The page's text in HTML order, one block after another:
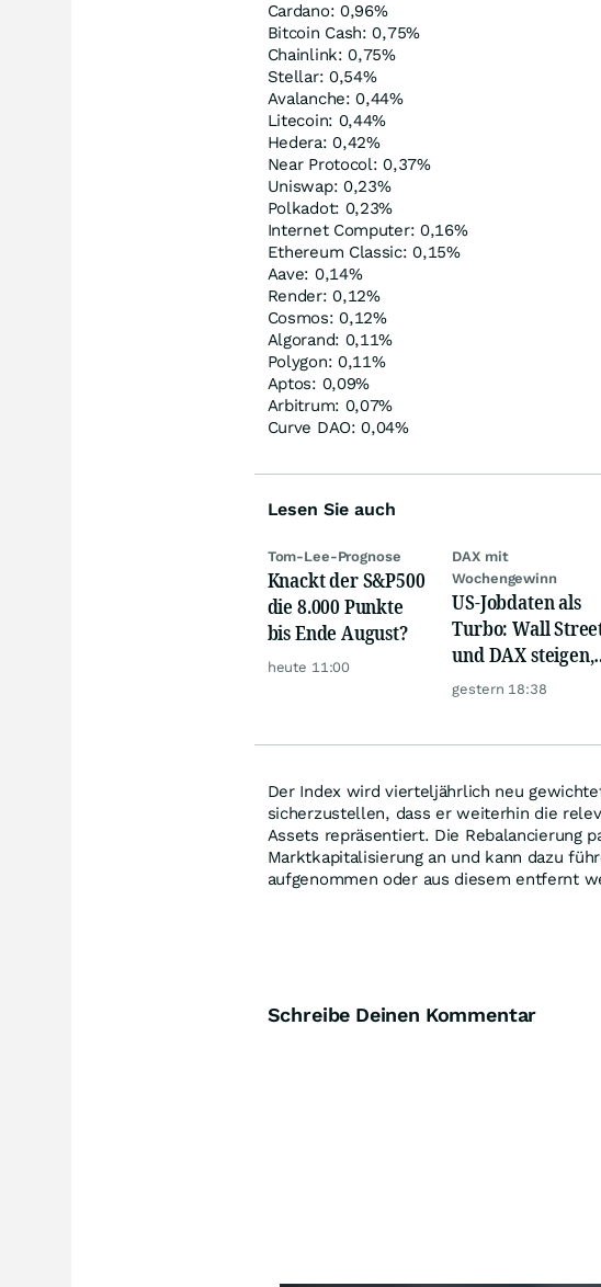
Cardano: 0,96%
Bitcoin Cash: 0,75%
Chainlink: 0,75%
Stellar: 0,54%
Avalanche: 0,44%
Litecoin: 0,44%
Hedera: 0,42%
Near Protocol: 0,37%
Uniswap: 0,23%
Polkadot: 0,23%
Internet Computer: 0,16%
Ethereum Classic: 0,15%
Aave: 0,14%
Render: 0,12%
Cosmos: 0,12%
Algorand: 0,11%
Polygon: 0,11%
Aptos: 0,09%
Arbitrum: 0,07%
Curve DAO: 0,04%
Lesen Sie auch
Tom-Lee-Prognose
Knackt der S&P500
die 8.000 Punkte
bis Ende August?
heute 11:00
DAX mit
Wochengewinn
US-Jobdaten als
Turbo: Wall
und DAX steigen,
Gold glänzt
gestern 18:38
Der Index wird vierteljährlich neu
sicherzustellen, dass er weiterhin die
Assets repräsentiert. Die Rebalancierung
Marktkapitalisierung an und kann dazu
aufgenommen oder aus diesem entfernt
Schreibe Deinen Kommentar